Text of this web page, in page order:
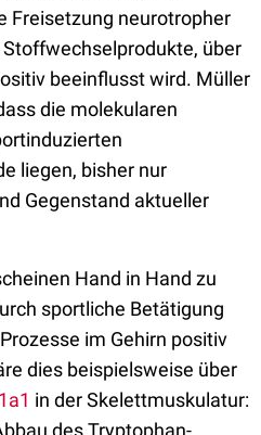
Freisetzung neurotropher
über
beeinflusst wird. Müller
die molekularen
liegen, bisher nur
Gegenstand aktueller
Hand in Hand zu
sportliche Betätigung
im Gehirn positiv
dies beispielsweise über
in der Skelettmuskulatur:
des Tryptophan-